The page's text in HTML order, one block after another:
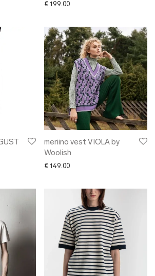
€ 199.00
meriino vest VIOLA by
Woolish
€ 149.00